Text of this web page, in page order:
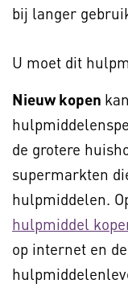
bij langer
U moet dit
Nieuw kopen
de grotere
supermarkten
hulpmiddelen.
hulpmiddel
op internet en